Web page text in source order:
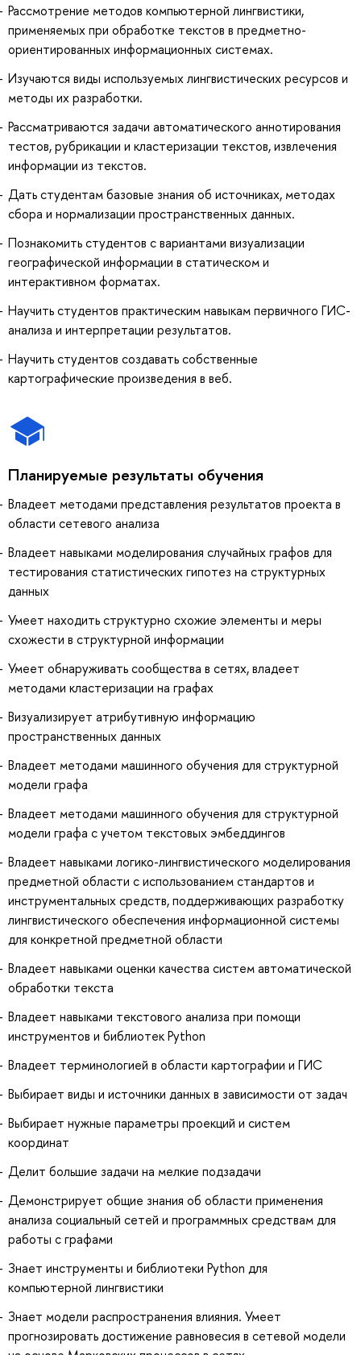
Рассмотрение методов компьютерной лингвистики,
применяемых при обработке текстов в предметно-
ориентированных информационных системах.
Изучаются виды используемых лингвистических ресурсов и
методы их разработки.
Рассматриваются задачи автоматического аннотирования
тестов, рубрикации и кластеризации текстов, извлечения
информации из текстов.
Дать студентам базовые знания об источниках, методах
сбора и нормализации пространственных данных.
Познакомить студентов с вариантами визуализации
географической информации в статическом и
интерактивном форматах.
Научить студентов практическим навыкам первичного ГИС-
анализа и интерпретации результатов.
Научить студентов создавать собственные
картографические произведения в веб.
Планируемые результаты обучения
Владеет методами представления результатов проекта в
области сетевого анализа
Владеет навыками моделирования случайных графов для
тестирования статистических гипотез на структурных
данных
Умеет находить структурно схожие элементы и меры
схожести в структурной информации
Умеет обнаруживать сообщества в сетях, владеет
методами кластеризации на графах
Визуализирует атрибутивную информацию
пространственных данных
Владеет методами машинного обучения для структурной
модели графа
Владеет методами машинного обучения для структурной
модели графа с учетом текстовых эмбеддингов
Владеет навыками логико-лингвистического моделирования
предметной области с использованием стандартов и
инструментальных средств, поддерживающих разработку
лингвистического обеспечения информационной системы
для конкретной предметной области
Владеет навыками оценки качества систем автоматической
обработки текста
Владеет навыками текстового анализа при помощи
инструментов и библиотек Python
Владеет терминологией в области картографии и ГИС
Выбирает виды и источники данных в зависимости от задач
Выбирает нужные параметры проекций и систем
координат
Делит большие задачи на мелкие подзадачи
Демонстрирует общие знания об области применения
анализа социальный сетей и программных средствам для
работы с графами
Знает инструменты и библиотеки Python для
компьютерной лингвистики
Знает модели распространения влияния. Умеет
прогнозировать достижение равновесия в сетевой модели